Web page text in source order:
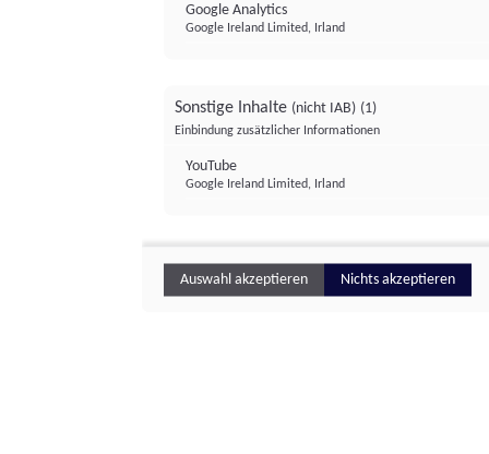
Google Analytics
Google Ireland Limited, Irland
Sonstige Inhalte (nicht IAB) (1)
Einbindung zusätzlicher Informationen
YouTube
Google Ireland Limited, Irland
Auswahl akzeptieren Nichts akzeptieren